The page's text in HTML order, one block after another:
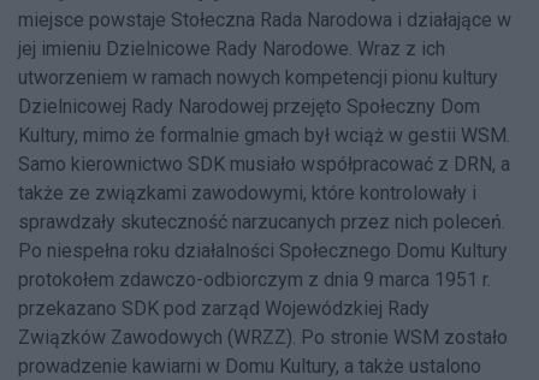
miejsce powstaje Stołeczna Rada Narodowa i działające w
jej imieniu Dzielnicowe Rady Narodowe. Wraz z ich
utworzeniem w ramach nowych kompetencji pionu kultury
Dzielnicowej Rady Narodowej przejęto Społeczny Dom
Kultury, mimo że formalnie gmach był wciąż w gestii WSM.
Samo kierownictwo SDK musiało współpracować z DRN, a
także ze związkami zawodowymi, które kontrolowały i
sprawdzały skuteczność narzucanych przez nich poleceń.
Po niespełna roku działalności Społecznego Domu Kultury
protokołem zdawczo-odbiorczym z dnia 9 marca 1951 r.
przekazano SDK pod zarząd Wojewódzkiej Rady
Związków Zawodowych (WRZZ). Po stronie WSM zostało
prowadzenie kawiarni w Domu Kultury, a także ustalono